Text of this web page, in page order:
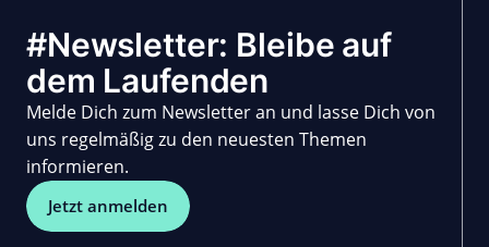
#Newsletter: Bleibe auf
dem Laufenden
Melde Dich zum Newsletter an und lasse Dich von
uns regelmäßig zu den neuesten Themen
informieren.
Jetzt anmelden